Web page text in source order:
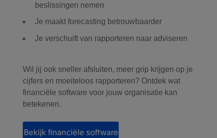
beslissingen nemen
Je maakt forecasting betrouwbaarder
Je verschuift van rapporteren naar adviseren
Wil jij ook sneller afsluiten, meer grip krijgen op je
cijfers en moeiteloos rapporteren? Ontdek wat
financiële software voor jouw organisatie kan
betekenen.
Bekijk financiële software